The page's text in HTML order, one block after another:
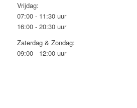
Vrijdag:
07:00 - 11:30 uur
16:00 - 20:30 uur
Zaterdag & Zondag:
09:00 - 12:00 uur